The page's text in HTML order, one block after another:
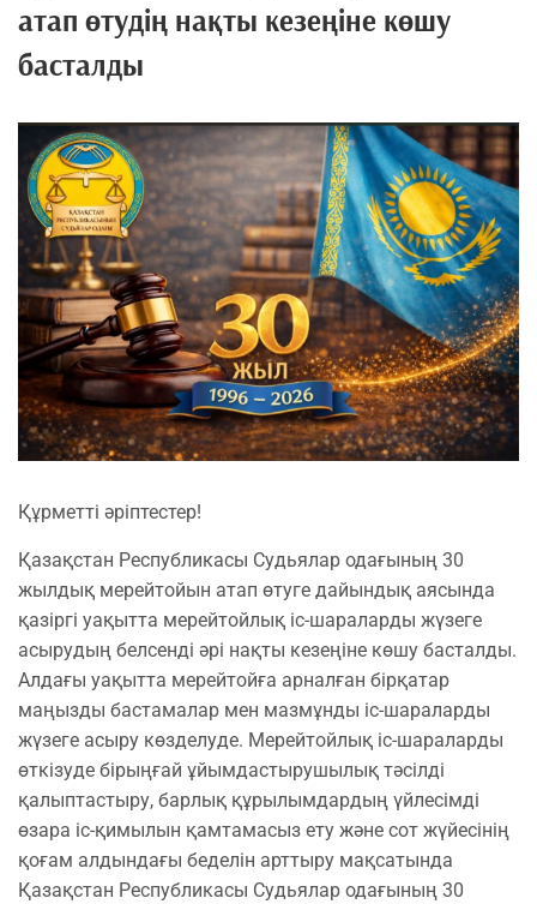
атап өтудің нақты кезеңіне көшу
басталды
Құрметті әріптестер!
Қазақстан Республикасы Судьялар одағының 30
жылдық мерейтойын атап өтуге дайындық аясында
қазіргі уақытта мерейтойлық іс-шараларды жүзеге
асырудың белсенді әрі нақты кезеңіне көшу басталды.
Алдағы уақытта мерейтойға арналған бірқатар
маңызды бастамалар мен мазмұнды іс-шараларды
жүзеге асыру көзделуде. Мерейтойлық іс-шараларды
өткізуде бірыңғай ұйымдастырушылық тәсілді
қалыптастыру, барлық құрылымдардың үйлесімді
өзара іс-қимылын қамтамасыз ету және сот жүйесінің
қоғам алдындағы беделін арттыру мақсатында
Қазақстан Республикасы Судьялар одағының 30